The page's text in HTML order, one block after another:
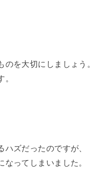
を大切にしましょう。
ズだったのですが、
ってしまいました。